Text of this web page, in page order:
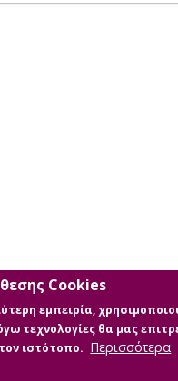
Cookies
εμπειρία,
τεχνολογίες θα μας
ιστότοπο. Περισσότερα